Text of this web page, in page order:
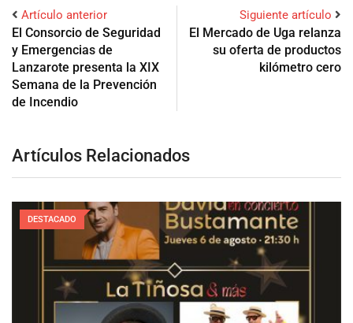
Artículo anterior
El Consorcio de Seguridad
y Emergencias de
Lanzarote presenta la XIX
Semana de la Prevención
de Incendio
Siguiente artículo
El Mercado de Uga relanza
su oferta de productos
kilómetro cero
Artículos Relacionados
DESTACADO